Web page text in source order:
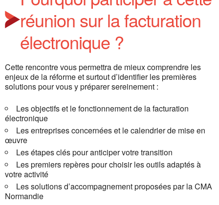
réunion sur la facturation
électronique ?
Cette rencontre vous permettra de mieux comprendre les
enjeux de la réforme et surtout d’identifier les premières
solutions pour vous y préparer sereinement :
Les objectifs et le fonctionnement de la facturation
électronique
Les entreprises concernées et le calendrier de mise en
œuvre
Les étapes clés pour anticiper votre transition
Les premiers repères pour choisir les outils adaptés à
votre activité
Les solutions d’accompagnement proposées par la CMA
Normandie